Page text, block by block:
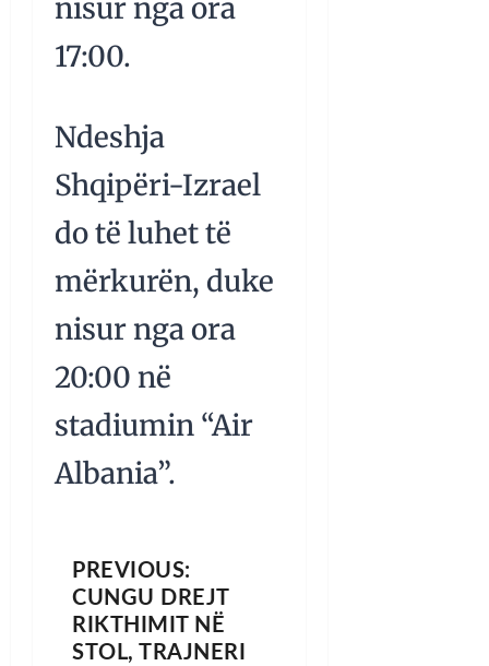
nisur nga ora
17:00.
Ndeshja
Shqipëri-Izrael
do të luhet të
mërkurën, duke
nisur nga ora
20:00 në
stadiumin “Air
Albania”.
PREVIOUS:
CUNGU DREJT
RIKTHIMIT NË
STOL, TRAJNERI